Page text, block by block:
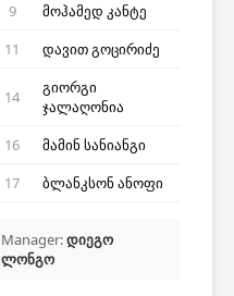
9
მოჰამედ კანტე
11
დავით გოცირიძე
14
გიორგი
ჯალაღონია
16
მამინ სანიანგი
17
ბლანკსონ ანოფი
Manager:დიეგო
ლონგო